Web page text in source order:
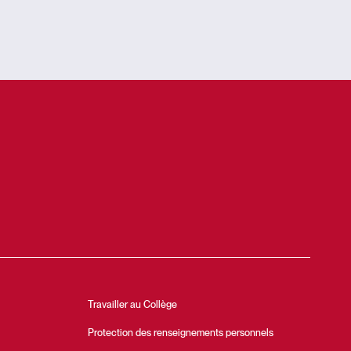
Travailler au Collège
Protection des renseignements personnels